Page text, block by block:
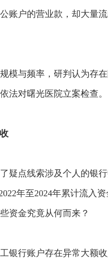
账户的营业款，却大量
模与频率，研判认为存
法对曙光医院立案检查。
疑点线索涉及个人的银
年至2024年累计流入
资金究竟从何而来？
银行账户存在异常大额